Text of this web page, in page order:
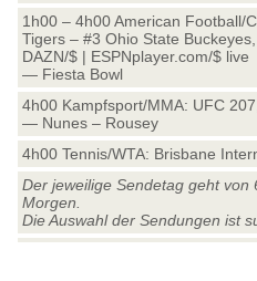
1h00 – 4h00 American Football/
Tigers – #3 Ohio State
DAZN/$ | ESPNplayer.com/$ live
— Fiesta Bowl
4h00 Kampfsport/MMA: UFC
— Nunes – Rousey
4h00 Tennis/WTA: Brisbane
Der jeweilige Sendetag geht von
Morgen.
Die Auswahl der Sendungen ist